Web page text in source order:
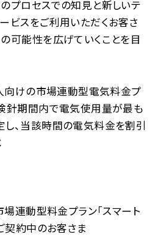
プロセスでの知見と新しいテ
ビスをご利用いただくお客さ
可能性を広げていくことを目
けの市場連動型電気料金プ
針期間内で電気使用量が最も
、当該時間の電気料金を割引
連動型料金プラン「スマート
契約中のお客さま